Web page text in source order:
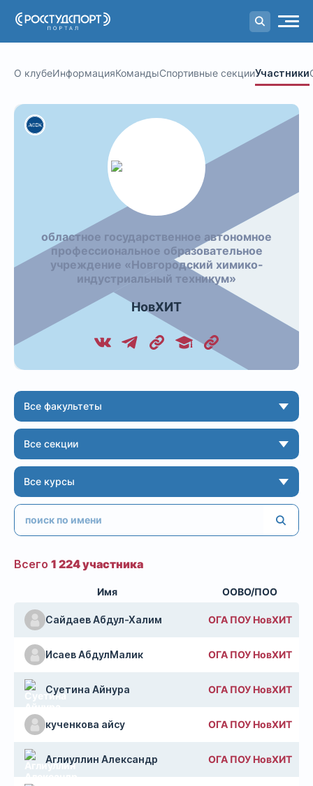
Порталстуденческого спорта
О клубеИнформацияКомандыСпортивные секцииУчастники
областное государственное автономное
профессиональное образовательное
учреждение «Новгородский химико-
индустриальный техникум»
НовХИТ
Все факультеты
Все секции
Все курсы
Всего 1 224 участника
Имя ООВО/ПОО
Сайдаев Абдул-Халим ОГА ПОУ НовХИТ
Исаев АбдулМалик ОГА ПОУ НовХИТ
Суетина Айнура ОГА ПОУ НовХИТ
кученкова айсу ОГА ПОУ НовХИТ
Аглиуллин Александр ОГА ПОУ НовХИТ